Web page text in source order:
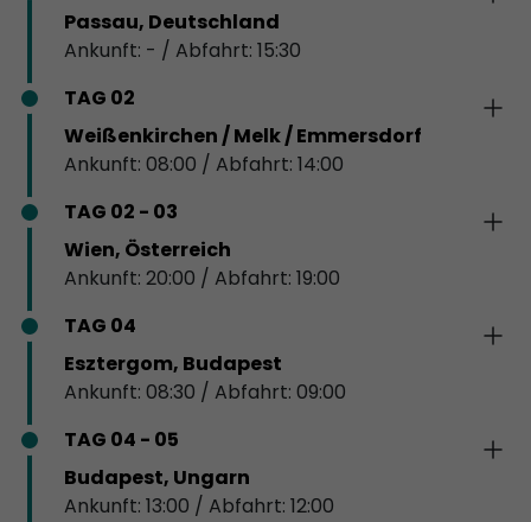
Passau, Deutschland
Ankunft: - / Abfahrt: 15:30
TAG 02
Weißenkirchen / Melk / Emmersdorf
Ankunft: 08:00 / Abfahrt: 14:00
TAG 02 - 03
Wien, Österreich
Ankunft: 20:00 / Abfahrt: 19:00
TAG 04
Esztergom, Budapest
Ankunft: 08:30 / Abfahrt: 09:00
TAG 04 - 05
Budapest, Ungarn
Ankunft: 13:00 / Abfahrt: 12:00